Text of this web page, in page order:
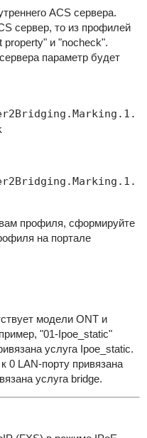
ACS сервера.
сервер, то из профилей
и "nocheck".
параметр будет
профиля, сформируйте
на портале
модели ONT и
"01-Ipoe_static"
услуга Ipoe_static.
0 LAN-порту привязана
услуга bridge.